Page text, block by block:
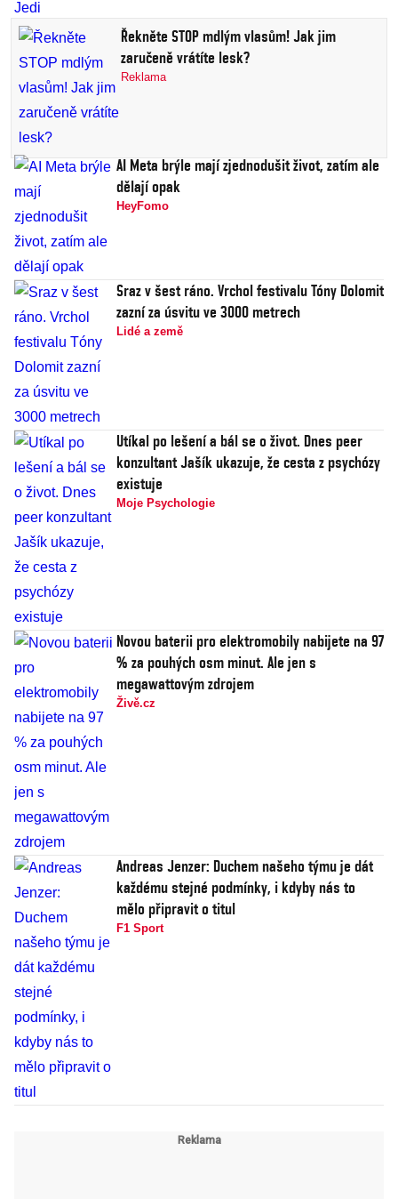
Řekněte STOP mdlým vlasům! Jak jim
zaručeně vrátíte lesk?
Reklama
AI Meta brýle mají zjednodušit život, zatím ale
dělají opak
HeyFomo
Sraz v šest ráno. Vrchol festivalu Tóny Dolomit
zazní za úsvitu ve 3000 metrech
Lidé a země
Utíkal po lešení a bál se o život. Dnes peer
konzultant Jašík ukazuje, že cesta z psychózy
existuje
Moje Psychologie
Novou baterii pro elektromobily nabijete na 97
% za pouhých osm minut. Ale jen s
megawattovým zdrojem
Živě.cz
Andreas Jenzer: Duchem našeho týmu je dát
každému stejné podmínky, i kdyby nás to
mělo připravit o titul
F1 Sport